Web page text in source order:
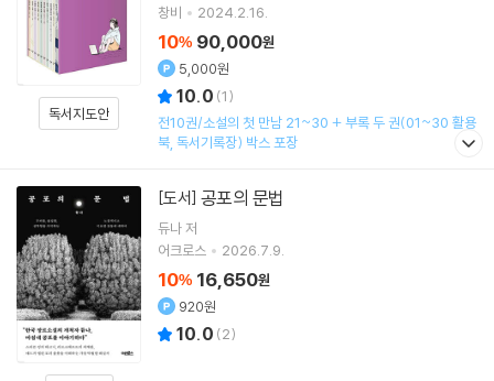
독서지도안
창비
2024.2.16.
10% 90,000원
5,000원
10.0 (1)
전10권/소설의 첫 만남 21~30 + 부록 두 권(01~30 활용
북, 독서기록장) 박스 포장
[도서] 공포의 문법
듀나저
어크로스
2026.7.9.
10% 16,650원
920원
10.0 (2)